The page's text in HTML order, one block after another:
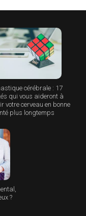
cérébrale : 17
qui vous aideront à
votre cerveau en bonne
plus longtemps
?